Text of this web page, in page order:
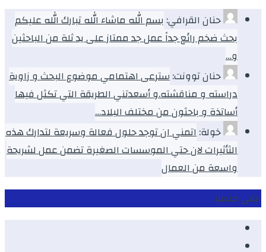
حنان القرافي: بسم الله ماشاء الله تبارك الله عليكم
بحث ضخم رائع جداً عمل جد ممتاز على يد ثلة من الباحثين
و…
حنان توونت:سترعى اهتمامي موضوع البحث و زاوية
دراسته و مناقشته.و أسعدتني الطريقة التي تكثل فيها
أساتذة و باحثون من مختلف البلاد…
خولة:اتمني ان توجد حلول فعالة وسريعة لتدارك هذه
الثأثيرات لان حتي الموسسات الصغيرة تضمن عمل لشريحة
واسعة من العمال
ابقى متصلا